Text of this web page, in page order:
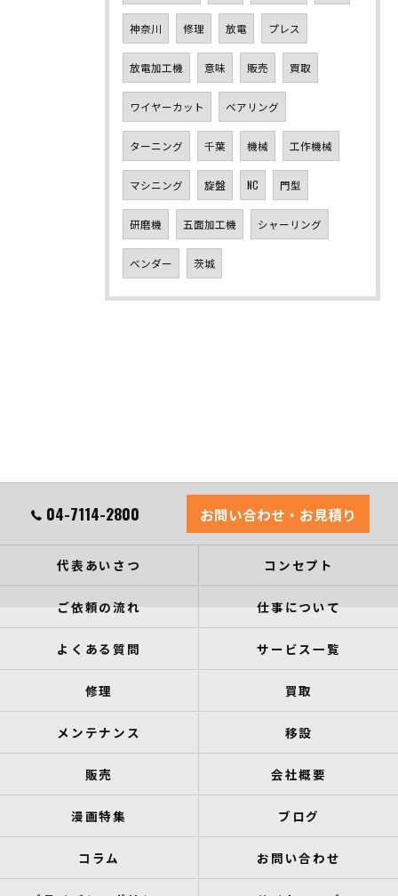
神奈川 修理 放電 プレス
放電加工機 意味 販売 買取
ワイヤーカット ベアリング
ターニング 千葉 機械 工作機械
マシニング 旋盤 NC 門型
研磨機 五面加工機 シャーリング
ベンダー 茨城
04-7114-2800 お問い合わせ・お見積り
代表あいさつ コンセプト
ご依頼の流れ 仕事について
よくある質問 サービス一覧
修理 買取
メンテナンス 移設
販売 会社概要
漫画特集 ブログ
コラム お問い合わせ